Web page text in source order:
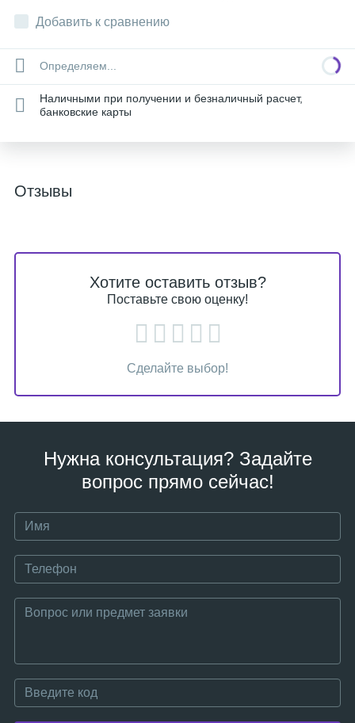
Добавить к сравнению
Определяем...
Наличными при получении и безналичный расчет,
банковские карты
Отзывы
Хотите оставить отзыв?
Поставьте свою оценку!
Сделайте выбор!
Нужна консультация? Задайте
вопрос прямо сейчас!